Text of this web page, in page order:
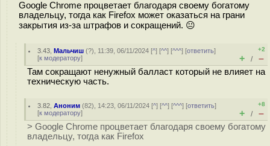
Google Chrome процветает благодаря своему богатому
владельцу, тогда как Firefox может оказаться на грани
закрытия из-за штрафов и сокращений. 😐
3.43 ,Мальчиш (?), 11:39, 06/11/2024 [^] [^^] [^^^] [ответить]
[к модератору]
+2
+ / –
Там сокращают ненужный балласт который не влияет на
техническую часть.
3.82 ,Аноним (82), 14:23, 06/11/2024 [^] [^^] [^^^] [ответить]
[к модератору]
+8
+ / –
> Google Chrome процветает благодаря своему богатому
владельцу, тогда как Firefox